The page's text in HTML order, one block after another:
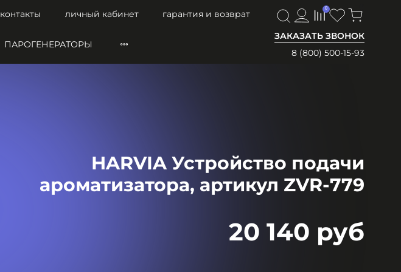
контакты личный кабинет
гарантия и возврат
ЗАКАЗАТЬ ЗВОНОК
8 (800) 500-15-93
0
ПАРОГЕНЕРАТОРЫ
HARVIA Устройство подачи
ароматизатора, артикул ZVR-779
20 140 руб